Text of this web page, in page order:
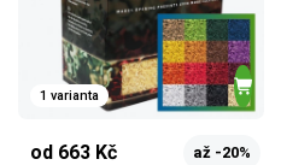
1 varianta
od 663 Kč až -20%
označením podporují
s přírodními zdroji.
Více o ekologických